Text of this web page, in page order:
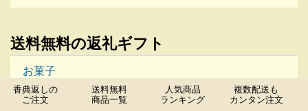
香典返しの
ご注文
送料無料
商品一覧
人気商品
ランキング
複数配送も
カンタン注文
香典返し・法事・法要のマナーガイド
香典返しが割引価格で送料無料。大口注文は特典も満載！
Copyright© 香典返し・法事・法要のマナーガイド , 2026 All Rights Reserved.
送料無料の返礼ギフト
お菓子
タオル